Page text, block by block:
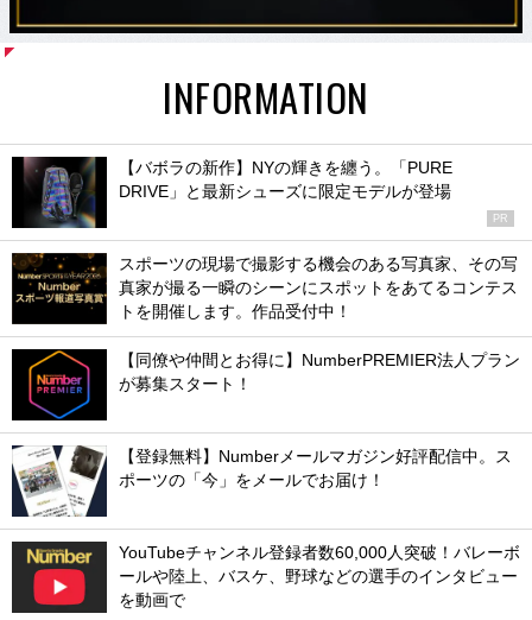
INFORMATION
【バボラの新作】NYの輝きを纏う。「PURE
DRIVE」と最新シューズに限定モデルが登場
PR
スポーツの現場で撮影する機会のある写真家、その写
真家が撮る一瞬のシーンにスポットをあてるコンテス
トを開催します。作品受付中！
【同僚や仲間とお得に】NumberPREMIER法人プラン
が募集スタート！
【登録無料】Numberメールマガジン好評配信中。ス
ポーツの「今」をメールでお届け！
YouTubeチャンネル登録者数60,000人突破！バレーボ
ールや陸上、バスケ、野球などの選手のインタビュー
を動画で